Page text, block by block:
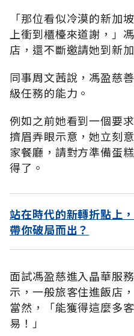
「那位看似冷漠的新加
上衝到櫃檯來道謝，」
店，還不斷邀請她到新
同事周文茜說，馮盈慈
級任務的能力。
例如之前她看到一個要
擠眉弄眼示意，她立刻
家餐廳，請對方準備蛋
得了。
站在時代的新轉折點上
帶你破局而出？
面試馮盈慈進入晶華服
示，一般旅客住進飯店
當然，「能獲得這麼多
易！」